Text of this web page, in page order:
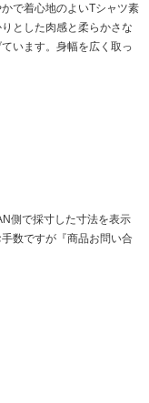
で着心地のよいTシャツ素
とした肉感と柔らかさな
います。身幅を広く取っ
側で採寸した寸法を表示
数ですが『商品お問い合